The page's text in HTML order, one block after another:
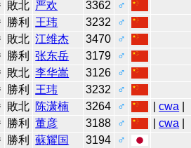
敗北 严欢 3362
♂
勝利 王玮 3232
♂
敗北 江维杰 3470
♂
勝利 张东岳 3179
♂
敗北 李华嵩 3126
♂
勝利 王玮 3232
♂
敗北 陈潇楠 3264 ♂ |cwa
勝利 董彦 3188 ♂ |cwa
勝利 蘇耀国 3194
♂